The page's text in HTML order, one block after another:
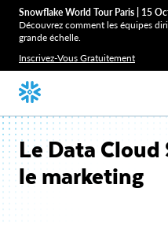
Snowflake World Tour Paris | 15
Découvrez comment les équipes
grande échelle.
Inscrivez-Vous Gratuitement
Le Data
le marketing